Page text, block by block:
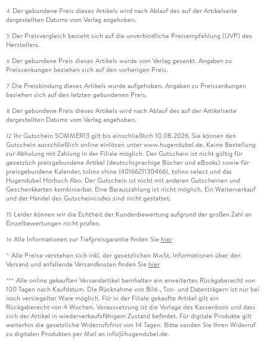
4 Der gebundene Preis dieses Artikels wird nach Ablauf des auf der Artikelseite
dargestellten Datums vom Verlag angehoben.
5 Der Preisvergleich bezieht sich auf die unverbindliche Preisempfehlung (UVP) des
Herstellers.
6 Der gebundene Preis dieses Artikels wurde vom Verlag gesenkt. Angaben zu
Preissenkungen beziehen sich auf den vorherigen Preis.
7 Die Preisbindung dieses Artikels wurde aufgehoben. Angaben zu Preissenkungen
beziehen sich auf den letzten gebundenen Preis.
8 Der gebundene Preis dieses Artikels wird nach Ablauf des auf der Artikelseite
dargestellten Datums vom Verlag angehoben.
12 Ihr Gutschein SOMMER13 gilt bis einschließlich 10.08.2026. Sie können den
Gutschein ausschließlich online einlösen unter www.hugendubel.de. Keine Bestellung
zur Abholung mit Zahlung in der Filiale möglich. Der Gutschein ist nicht gültig für
gesetzlich preisgebundene Artikel (deutschsprachige Bücher und eBooks) sowie für
preisgebundene Kalender, tolino shine (4016621130466), tolino select und das
Hugendubel Hörbuch Abo. Der Gutschein ist nicht mit anderen Gutscheinen und
Geschenkkarten kombinierbar. Eine Barauszahlung ist nicht möglich. Ein Weiterverkauf
und der Handel des Gutscheincodes sind nicht gestattet.
15 Leider können wir die Echtheit der Kundenbewertung aufgrund der großen Zahl an
Einzelbewertungen nicht prüfen.
16 Alle Informationen zur Tiefpreisgarantie finden Sie hier
* Alle Preise verstehen sich inkl. der gesetzlichen MwSt. Informationen über den
Versand und anfallende Versandkosten finden Sie hier
*** Alle online gekauften Versandartikel beinhalten ein erweitertes Rückgaberecht von
100 Tagen nach Kaufdatum. Die Rücknahme von Bild-, Ton- und Datenträgern ist nur bei
noch versiegelter Ware möglich. Für in der Filiale gekaufte Artikel gilt ein
Rückgaberecht von 4 Wochen. Voraussetzung ist die Vorlage des Kassenbons und dass
sich der Artikel in wiederverkaufsfähigem Zustand befindet. Für digitale Produkte gilt
weiterhin die gesetzliche Widerrufsfrist von 14 Tagen. Bitte senden Sie Ihren Widerruf
zu digitalen Produkten per Mail an info@hugendubel.de.